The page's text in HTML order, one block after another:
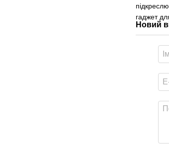
гаджет
Новий